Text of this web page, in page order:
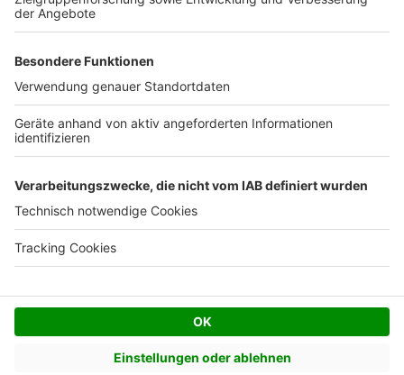
© AVIV Germany GmbH - 2026
Facebook
Twitter